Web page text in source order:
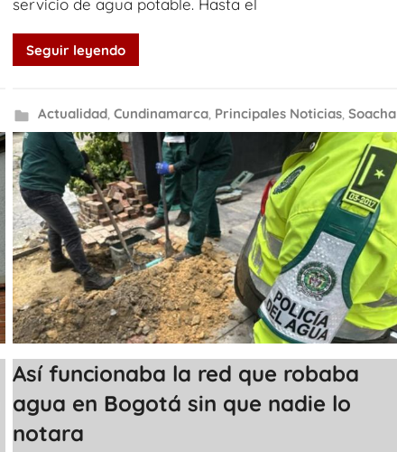
servicio de agua potable. Hasta el
Seguir leyendo
Actualidad, Cundinamarca, Principales Noticias, Soacha
Así funcionaba la red que robaba
agua en Bogotá sin que nadie lo
notara